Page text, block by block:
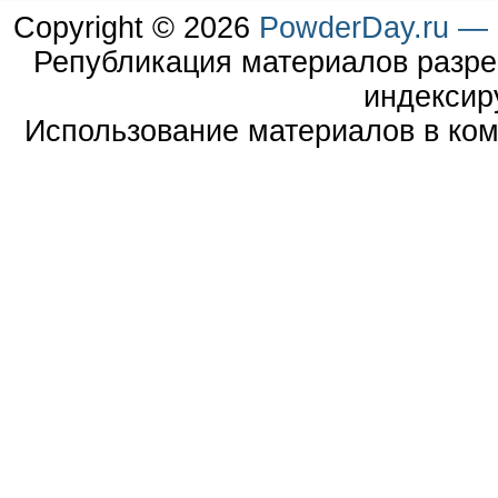
Copyright © 2026 PowderDay.ru —
Републикация материалов
Использование материалов в